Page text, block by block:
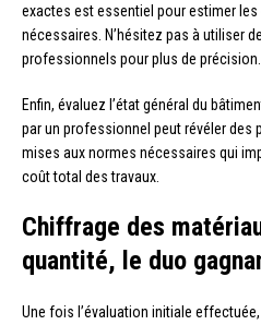
exactes est essentiel pour estimer
nécessaires. N’hésitez pas à utiliser
professionnels pour plus de précision.
Enfin, évaluez l’état général du
par un professionnel peut révéler des
mises aux normes nécessaires qui
coût total des travaux.
Chiffrage des
quantité, le duo
Une fois l’évaluation initiale